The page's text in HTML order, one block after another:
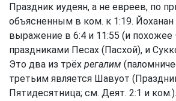
Праздник иудеян, а не евреев, по
объясненным в ком. к 1:19. Йоханан
выражение в 6:4 и 11:55 (и похожее
праздниками Песах (Пасхой), и
Это два из трёх регалим
третьим является Шавуот
Пятидесятница; см. Деят. 2:1 и